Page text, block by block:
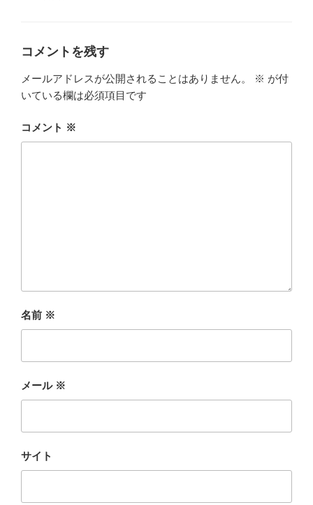
コメントを残す
メールアドレスが公開されることはありません。 ※ が付
いている欄は必須項目です
コメント ※
名前 ※
メール ※
サイト